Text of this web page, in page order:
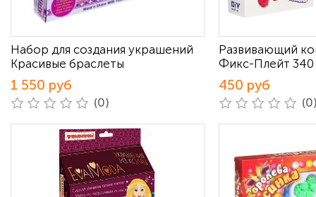
Набор для создания украшений
Красивые браслеты
1 550 руб
(0)
Развивающий
Фикс-Плейт 340
450 руб